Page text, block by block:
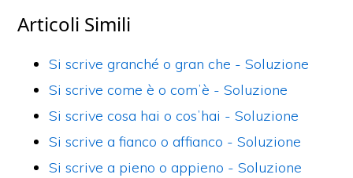
c
e
b
o
o
k
itt
er
er
e
st
vi
di
Articoli Simili
Si scrive granché o gran che​ - Soluzione
Si scrive come è o comʼè​ - Soluzione
Si scrive cosa hai o cosʼhai​ - Soluzione
Si scrive a fianco o affianco​ - Soluzione
Si scrive a pieno o appieno​ - Soluzione